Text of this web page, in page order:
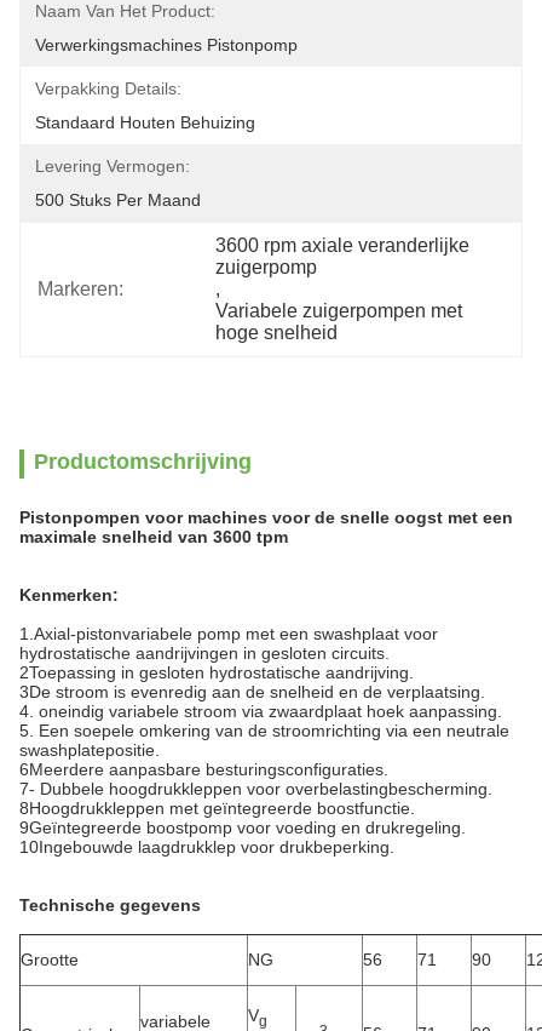
Naam Van Het Product:
Verwerkingsmachines Pistonpomp
Verpakking Details:
Standaard Houten Behuizing
Levering Vermogen:
500 Stuks Per Maand
Markeren:
3600 rpm axiale veranderlijke
zuigerpomp
,
Variabele zuigerpompen met
hoge snelheid
Productomschrijving
Pistonpompen voor machines voor de snelle oogst met een
maximale snelheid van 3600 tpm
Kenmerken:
1.Axial-pistonvariabele pomp met een swashplaat voor
hydrostatische aandrijvingen in gesloten circuits.
2Toepassing in gesloten hydrostatische aandrijving.
3De stroom is evenredig aan de snelheid en de verplaatsing.
4. oneindig variabele stroom via zwaardplaat hoek aanpassing.
5. Een soepele omkering van de stroomrichting via een neutrale
swashplatepositie.
6Meerdere aanpasbare besturingsconfiguraties.
7- Dubbele hoogdrukkleppen voor overbelastingbescherming.
8Hoogdrukkleppen met geïntegreerde boostfunctie.
9Geïntegreerde boostpomp voor voeding en drukregeling.
10Ingebouwde laagdrukklep voor drukbeperking.
Technische gegevens
Grootte NG 56 71 90
variabele Vg